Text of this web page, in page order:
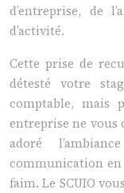
d’entreprise, de
d’activité.
Cette prise de
détesté votre
comptable, mais
entreprise ne vous
adoré
communication en
faim. Le SCUIO